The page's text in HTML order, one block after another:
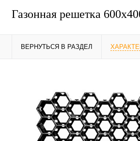
Газонная решетка
ВЕРНУТЬСЯ В РАЗДЕЛ